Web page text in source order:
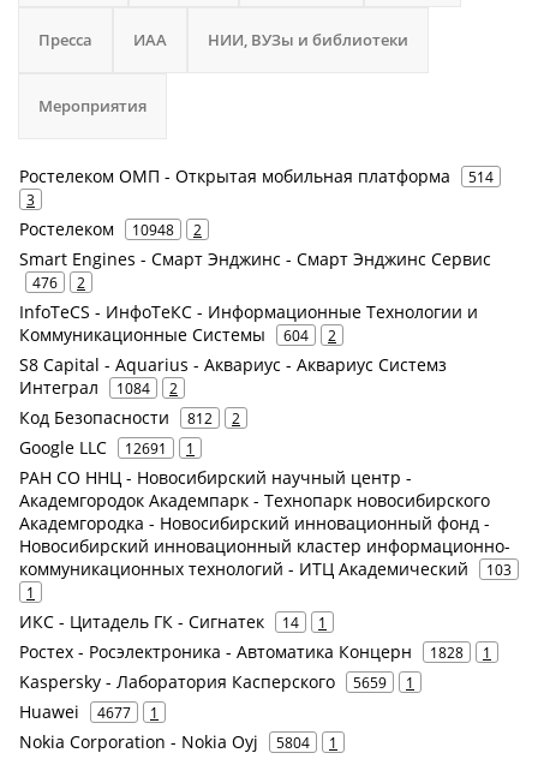
Пресса ИАА НИИ, ВУЗы и библиотеки
Мероприятия
Ростелеком ОМП - Открытая мобильная платформа
514
3
Ростелеком 10948 2
Smart Engines - Смарт Энджинс - Смарт Энджинс Сервис
476 2
InfoTeCS - ИнфоТеКС - Информационные Технологии и
Коммуникационные Системы
604 2
S8 Capital - Aquarius - Аквариус - Аквариус Системз
Интеграл
1084 2
Код Безопасности 812 2
Google LLC 12691 1
РАН СО ННЦ - Новосибирский научный центр -
Академгородок Академпарк - Технопарк новосибирского
Академгородка - Новосибирский инновационный фонд -
Новосибирский инновационный кластер информационно-
коммуникационных технологий - ИТЦ Академический
103
1
ИКС - Цитадель ГК - Сигнатек 14 1
Ростех - Росэлектроника - Автоматика Концерн 1828 1
Kaspersky - Лаборатория Касперского 5659 1
Huawei 4677 1
Nokia Corporation - Nokia Oyj 5804 1